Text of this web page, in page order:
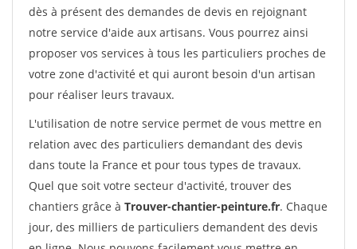
dès à présent des demandes de devis en rejoignant
notre service d'aide aux artisans. Vous pourrez ainsi
proposer vos services à tous les particuliers proches de
votre zone d'activité et qui auront besoin d'un artisan
pour réaliser leurs travaux.
L'utilisation de notre service permet de vous mettre en
relation avec des particuliers demandant des devis
dans toute la France et pour tous types de travaux.
Quel que soit votre secteur d'activité, trouver des
chantiers grâce à Trouver-chantier-peinture.fr. Chaque
jour, des milliers de particuliers demandent des devis